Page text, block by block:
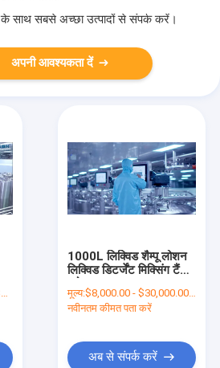
साथ सबसे अच्छा उत्पादों से संपर्क करें।
अपनी आवश्यकता दें
1000L लिक्विड शैम्पू लोशन
लिक्विड डिटर्जेंट मिक्सिंग टैंक
मूल्य:$8,000.00 - $30,000.00/Sets
नवीनतम कीमत पता करें
अब से संपर्क करें